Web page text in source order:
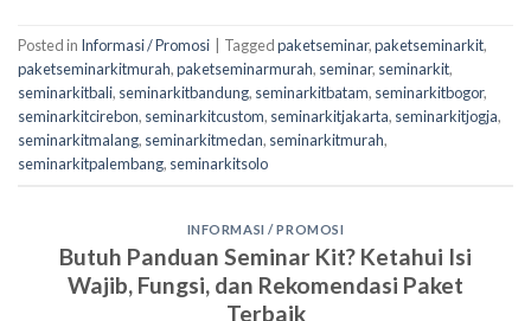
Posted in Informasi / Promosi Taggedpaketseminar,paketseminarkit,
paketseminarkitmurah,paketseminarmurah, seminar, seminarkit,
seminarkitbali, seminarkitbandung, seminarkitbatam, seminarkitbogor,
seminarkitcirebon, seminarkitcustom, seminarkitjakarta, seminarkitjogja,
seminarkitmalang, seminarkitmedan, seminarkitmurah,
seminarkitpalembang, seminarkitsolo
INFORMASI / PROMOSI
Butuh Panduan Seminar Kit? Ketahui Isi
Wajib, Fungsi, dan Rekomendasi Paket
Terbaik